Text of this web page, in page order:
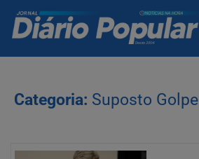
Categoria: Suposto Golpe